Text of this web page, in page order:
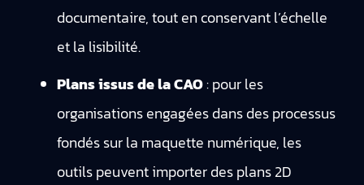
documentaire, tout en conservant l’échelle
et la lisibilité.
Plans issus de la CAO: pour les
organisations engagées dans des processus
fondés sur la maquette numérique, les
outils peuvent importer des plans 2D